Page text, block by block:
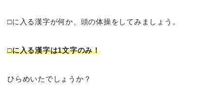
□に入る漢字が何か、頭の体操をしてみましょう。
□に入る漢字は1文字のみ！
ひらめいたでしょうか？